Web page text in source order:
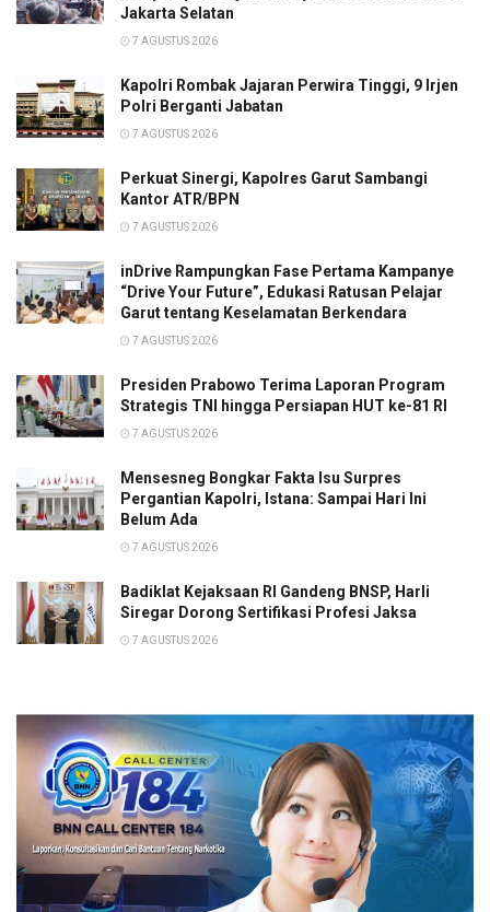
Jakarta Selatan
7 AGUSTUS 2026
Kapolri Rombak Jajaran Perwira Tinggi, 9 Irjen
Polri Berganti Jabatan
7 AGUSTUS 2026
Perkuat Sinergi, Kapolres Garut Sambangi
Kantor ATR/BPN
7 AGUSTUS 2026
inDrive Rampungkan Fase Pertama Kampanye
“Drive Your Future”, Edukasi Ratusan Pelajar
Garut tentang Keselamatan Berkendara
7 AGUSTUS 2026
Presiden Prabowo Terima Laporan Program
Strategis TNI hingga Persiapan HUT ke-81 RI
7 AGUSTUS 2026
Mensesneg Bongkar Fakta Isu Surpres
Pergantian Kapolri, Istana: Sampai Hari Ini
Belum Ada
7 AGUSTUS 2026
Badiklat Kejaksaan RI Gandeng BNSP, Harli
Siregar Dorong Sertifikasi Profesi Jaksa
7 AGUSTUS 2026